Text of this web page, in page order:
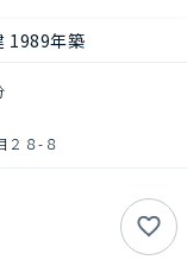
1989年築
２８-８